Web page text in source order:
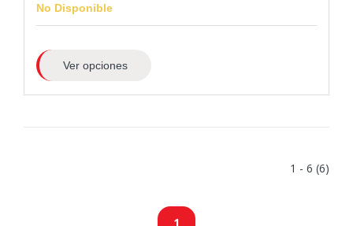
No Disponible
Ver opciones
1 - 6 (6)
1